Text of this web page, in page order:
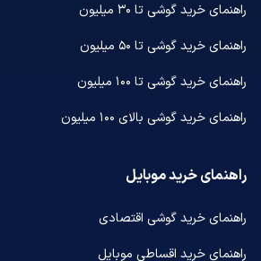
راهنمای خرید گوشی تا ۳۰ میلیون
راهنمای خرید گوشی تا ۵۰ میلیون
راهنمای خرید گوشی تا ۱۰۰ میلیون
راهنمای خرید گوشی بالای ۱۰۰ میلیون
راهنمای خرید موبایل
راهنمای خرید گوشی اقتصادی
راهنمای خرید اقساطی موبایل